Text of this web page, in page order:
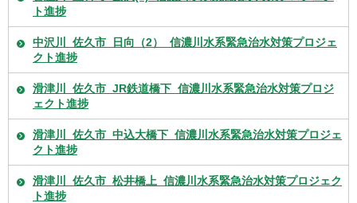
ト進捗
中沢川_佐久市_日向（2）_信濃川水系緊急治水対策プロジェ
クト進捗
滑津川_佐久市_JR鉄道橋下_信濃川水系緊急治水対策プロジ
ェクト進捗
滑津川_佐久市_中込大橋下_信濃川水系緊急治水対策プロジェ
クト進捗
滑津川_佐久市_松井橋上_信濃川水系緊急治水対策プロジェク
ト進捗